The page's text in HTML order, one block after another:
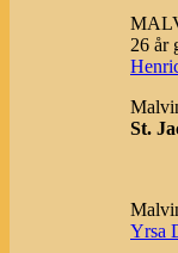
26 år
St.
Yrsa